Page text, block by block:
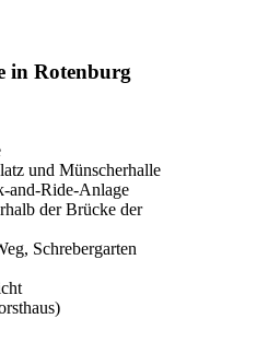
in Rotenburg
und Münscherhalle
and-Ride-Anlage
der Brücke der
Schrebergarten